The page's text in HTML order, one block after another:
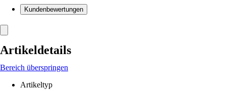
Kundenbewertungen
Artikeldetails
Bereich überspringen
Artikeltyp